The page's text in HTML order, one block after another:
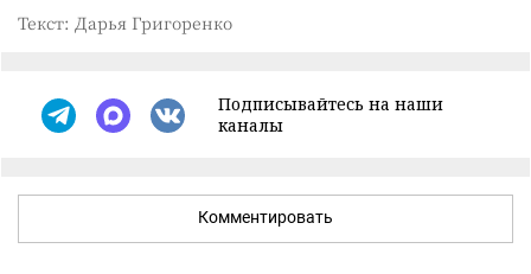
Текст: Дарья Григоренко
Подписывайтесь на наши
каналы
Комментировать